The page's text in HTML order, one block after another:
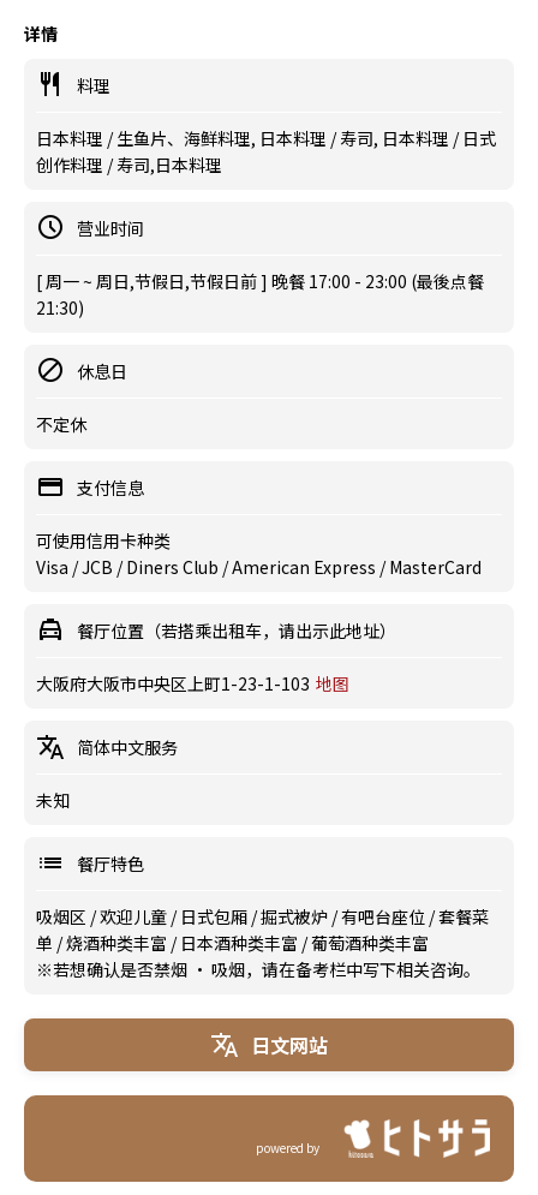
详情
料理
日本料理 / 生鱼片、海鲜料理, 日本料理 / 寿司, 日本料理 / 日式
创作料理 / 寿司,日本料理
营业时间
[ 周一 ~ 周日,节假日,节假日前 ] 晚餐 17:00 - 23:00 (最後点餐
21:30)
休息日
不定休
支付信息
可使用信用卡种类
Visa / JCB / Diners Club / American Express / MasterCard
餐厅位置（若搭乘出租车，请出示此地址）
大阪府大阪市中央区上町1-23-1-103 地图
简体中文服务
未知
餐厅特色
吸烟区 /欢迎儿童 / 日式包厢 /掘式被炉 /有吧台座位 /套餐菜
单 /烧酒种类丰富 / 日本酒种类丰富 /葡萄酒种类丰富
※若想确认是否禁烟 · 吸烟，请在备考栏中写下相关咨询。
日文网站
powered by